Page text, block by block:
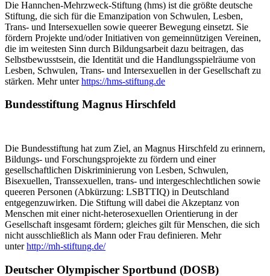
Die Hannchen-Mehrzweck-Stiftung (hms) ist die größte deutsche
Stiftung, die sich für die Emanzipation von Schwulen, Lesben,
Trans- und Intersexuellen sowie queerer Bewegung einsetzt. Sie
fördern Projekte und/oder Initiativen von gemeinnützigen Vereinen,
die im weitesten Sinn durch Bildungsarbeit dazu beitragen, das
Selbstbewusstsein, die Identität und die Handlungsspielräume von
Lesben, Schwulen, Trans- und Intersexuellen in der Gesellschaft zu
stärken. Mehr unterhttps://hms-stiftung.de
Bundesstiftung Magnus Hirschfeld
Die Bundesstiftung hat zum Ziel, an Magnus Hirschfeld zu erinnern,
Bildungs- und Forschungsprojekte zu fördern und einer
gesellschaftlichen Diskriminierung von Lesben, Schwulen,
Bisexuellen, Transsexuellen, trans- und intergeschlechtlichen sowie
queeren Personen (Abkürzung: LSBTTIQ) in Deutschland
entgegenzuwirken. Die Stiftung will dabei die Akzeptanz von
Menschen mit einer nicht-heterosexuellen Orientierung in der
Gesellschaft insgesamt fördern; gleiches gilt für Menschen, die sich
nicht ausschließlich als Mann oder Frau definieren. Mehr
unterhttp://mh-stiftung.de/
Deutscher Olympischer Sportbund (DOSB)